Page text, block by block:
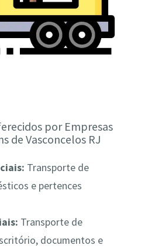
por Empresas
de Vasconcelos RJ
Transporte de
e pertences
Transporte de
documentos e